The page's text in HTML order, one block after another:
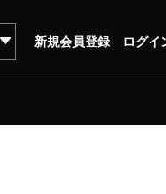
新規会員登録 ログイ